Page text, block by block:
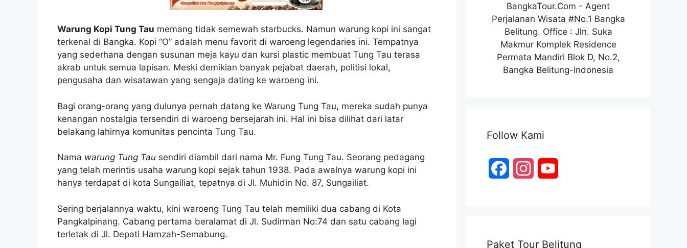
Warung Kopi Tung Tau memang tidak semewah starbucks. Namun warung kopi ini sangat
terkenal di Bangka. Kopi “O” adalah menu favorit di waroeng legendaries ini. Tempatnya
yang sederhana dengan susunan meja kayu dan kursi plastic membuat Tung Tau terasa
akrab untuk semua lapisan. Meski demikian banyak pejabat daerah, politisi lokal,
pengusaha dan wisatawan yang sengaja dating ke waroeng ini.
Bagi orang-orang yang dulunya pernah datang ke Warung Tung Tau, mereka sudah punya
kenangan nostalgia tersendiri di waroeng bersejarah ini. Hal ini bisa dilihat dari latar
belakang lahirnya komunitas pencinta Tung Tau.
Nama warung Tung Tau sendiri diambil dari nama Mr. Fung Tung Tau. Seorang pedagang
yang telah merintis usaha warung kopi sejak tahun 1938. Pada awalnya warung kopi ini
hanya terdapat di kota Sungailiat, tepatnya di Jl. Muhidin No. 87, Sungailiat.
Sering berjalannya waktu, kini waroeng Tung Tau telah memiliki dua cabang di Kota
Pangkalpinang. Cabang pertama beralamat di Jl. Sudirman No:74 dan satu cabang lagi
terletak di Jl. Depati Hamzah-Semabung.
BangkaTour.Com - Agent
Perjalanan Wisata #No.1 Bangka
Belitung. Office : Jln. Suka
Makmur Komplek Residence
Permata Mandiri Blok D, No.2,
Bangka Belitung-Indonesia
Follow Kami
Paket Tour Belitung